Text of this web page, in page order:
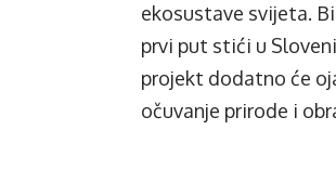
ekosustave svijeta.
prvi put stići u
projekt dodatno će
očuvanje prirode i